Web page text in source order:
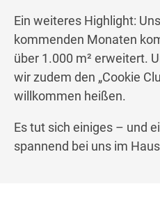
Ein weiteres Highlight:
kommenden Monaten
über 1.000 m² erweitert.
wir zudem den „Cookie
willkommen heißen.
Es tut sich einiges – und
spannend bei uns im